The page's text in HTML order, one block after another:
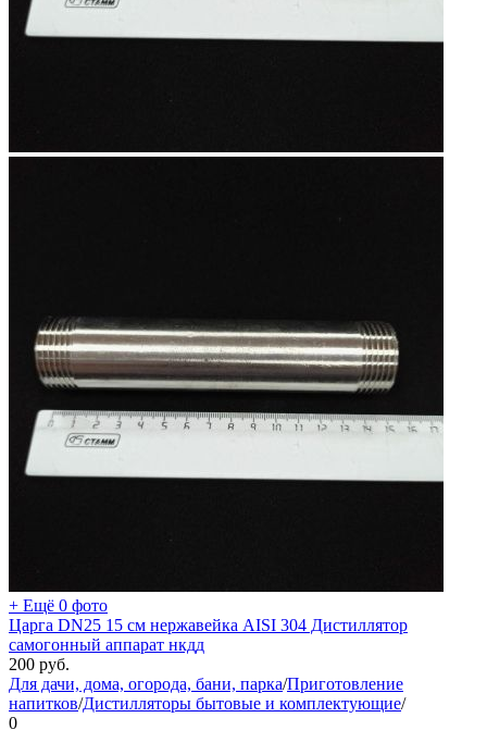
+ Ещё 0 фото
Царга DN25 15 см нержавейка AISI 304 Дистиллятор
самогонный аппарат нкдд
200 руб.
Для дачи, дома, огорода, бани, парка/Приготовление
напитков/Дистилляторы бытовые и комплектующие/
0